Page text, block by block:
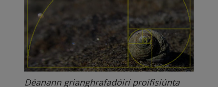
Déanann grianghrafadóirí proifisiúnta